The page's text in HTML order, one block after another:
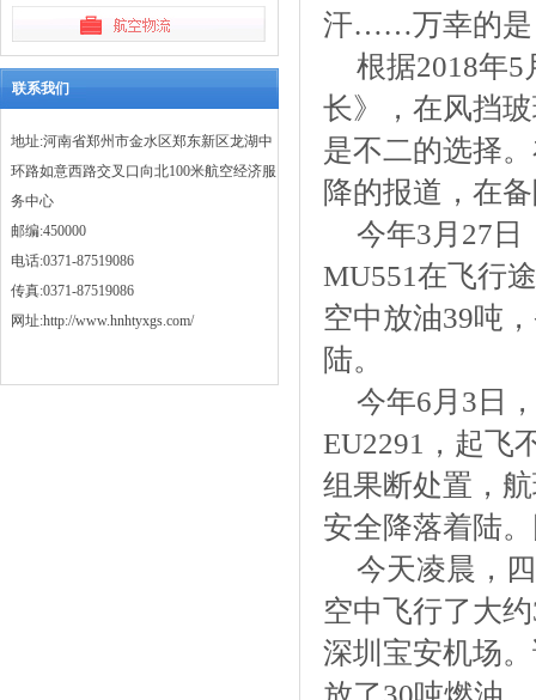
联系我们
地址:河南省郑州市金水区郑东新区龙湖中
环路如意西路交叉口向北100米航空经济服
务中心
邮编:450000
电话:0371-87519086
传真:0371-87519086
网址:http://www.hnhtyxgs.com/
汗……万幸的是
根据2018年5
长》，在风挡
是不二的选择
降的报道，在
今年3月27日
MU551在飞行
空中放油39吨
陆。
今年6月3日
EU2291，起飞
组果断处置，
安全降落着陆
今天凌晨，
空中飞行了大
深圳宝安机场